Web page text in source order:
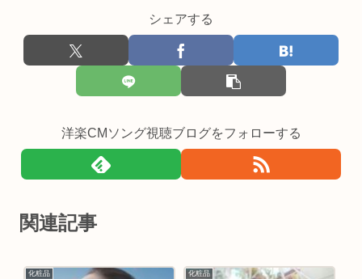
シェアする
洋楽CMソング視聴ブログをフォローする
関連記事
化粧品 化粧品